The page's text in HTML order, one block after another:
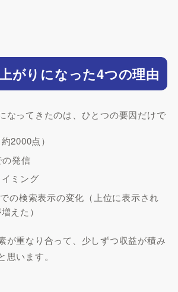
がりになった4つの理由
なってきたのは、ひとつの要因だけで
2000点）
発信
ミング
の検索表示の変化（上位に表示され
えた）
が重なり合って、少しずつ収益が積み
思います。